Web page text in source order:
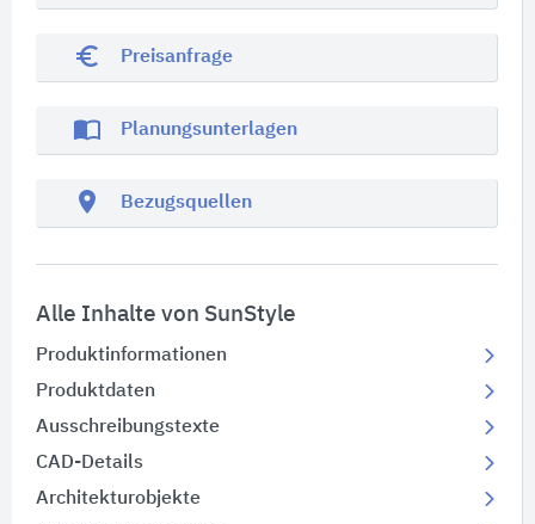
euro_symbol Preisanfrage
import_contacts Planungsunterlagen
location_on Bezugsquellen
Alle Inhalte von SunStyle
Produktinformationen
Produktdaten
Ausschreibungstexte
CAD-Details
Architekturobjekte